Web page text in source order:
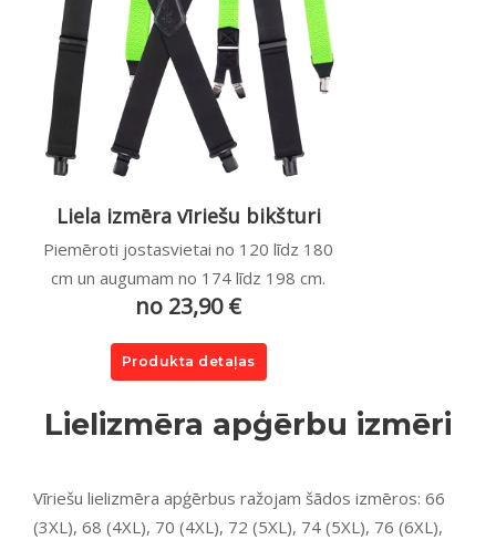
Liela izmēra vīriešu bikšturi
Piemēroti jostasvietai no 120 līdz 180
cm un augumam no 174 līdz 198 cm.
no 23,90 €
Produkta detaļas
Lielizmēra apģērbu izmēri
Vīriešu lielizmēra apģērbus ražojam šādos izmēros: 66
(3XL), 68 (4XL), 70 (4XL), 72 (5XL), 74 (5XL), 76 (6XL),